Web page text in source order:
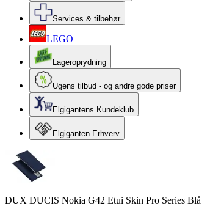
Services & tilbehør
LEGO
Lageroprydning
Ugens tilbud - og andre gode priser
Elgigantens Kundeklub
Elgiganten Erhverv
DUX DUCIS Nokia G42 Etui Skin Pro Series Blå